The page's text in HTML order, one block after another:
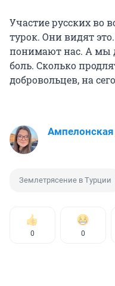
Участие русских во
турок. Они видят
понимают нас. А мы
боль. Сколько
добровольцев, на
Землетрясение в Турции
0 0